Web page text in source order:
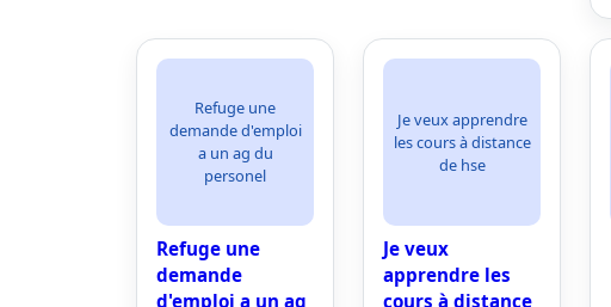
Refuge une
demande d'emploi
a un ag du
personel
Refuge une
demande
d'emploi a un ag
Je veux apprendre
les cours à distance
de hse
Je veux
apprendre les
cours à distance